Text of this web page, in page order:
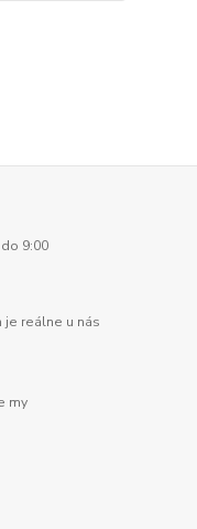
9:00
je reálne u nás
my